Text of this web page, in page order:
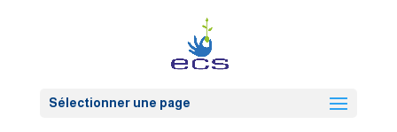
Sélectionner une page